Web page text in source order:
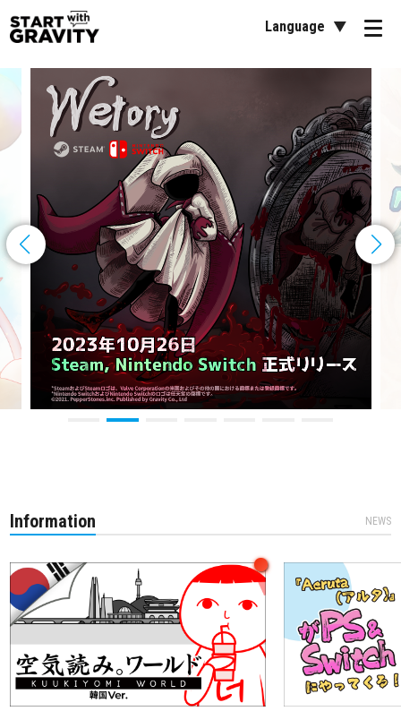
Language
Information NEWS